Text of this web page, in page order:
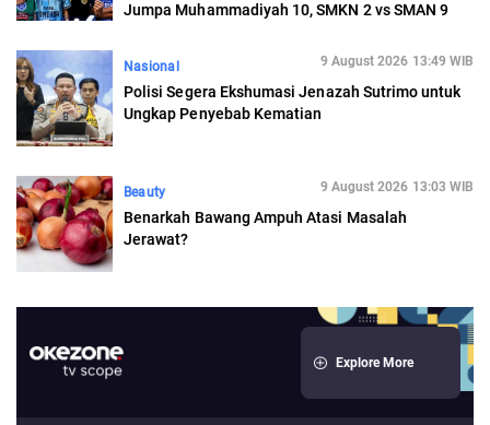
Jumpa Muhammadiyah 10, SMKN 2 vs SMAN 9
Nasional 9 August 2026 13:49 WIB
Polisi Segera Ekshumasi Jenazah Sutrimo untuk
Ungkap Penyebab Kematian
Beauty 9 August 2026 13:03 WIB
Benarkah Bawang Ampuh Atasi Masalah
Jerawat?